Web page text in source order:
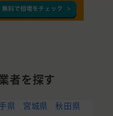
者を探す
県 宮城県
秋田県